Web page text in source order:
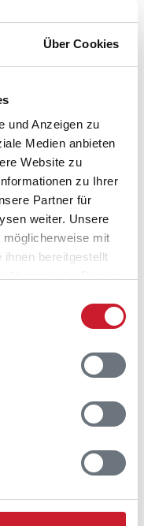
Über Cookies
und Anzeigen zu
Medien anbieten
Website zu
zu Ihrer
Partner für
weiter. Unsere
mit
bereitgestellt